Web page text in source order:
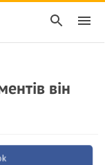
він